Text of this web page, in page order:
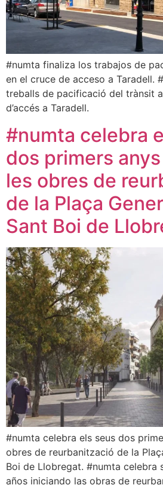
#numta finaliza los trabajos de
en el cruce de acceso a Taradell.
treballs de pacificació del trànsit a
d’accés a Taradell.
#numta celebra
dos primers
les obres de
de la Plaça
Sant Boi de
#numta celebra els seus dos
obres de reurbanització de la
Boi de Llobregat. #numta celebra
años iniciando las obras de